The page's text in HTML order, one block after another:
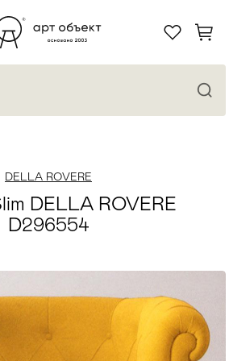
DELLA ROVERE
DELLA ROVERE
D296554